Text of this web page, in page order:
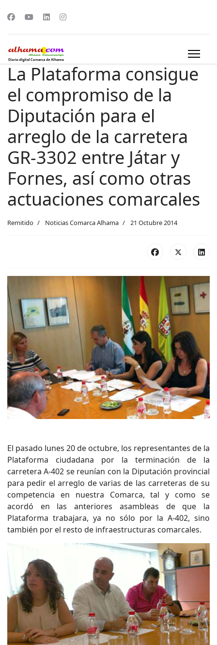
La Plataforma consigue
el compromiso de la
Diputación para el
arreglo de la carretera
GR-3302 entre Játar y
Fornes, así como otras
actuaciones comarcales
Remitido Noticias Comarca Alhama 21 Octubre 2014
El pasado lunes 20 de octubre, los representantes de la
Plataforma ciudadana por la terminación de la
carretera A-402 se reunían con la Diputación provincial
para pedir el arreglo de varias de las carreteras de su
competencia en nuestra Comarca, tal y como se
acordó en las anteriores asambleas de que la
Plataforma trabajara, ya no sólo por la A-402, sino
también por el resto de infraestructuras comarcales.